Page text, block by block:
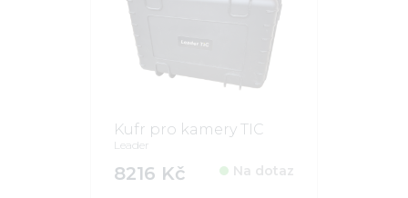
Kufr pro kamery TIC
Leader
8216 Kč Na dotaz